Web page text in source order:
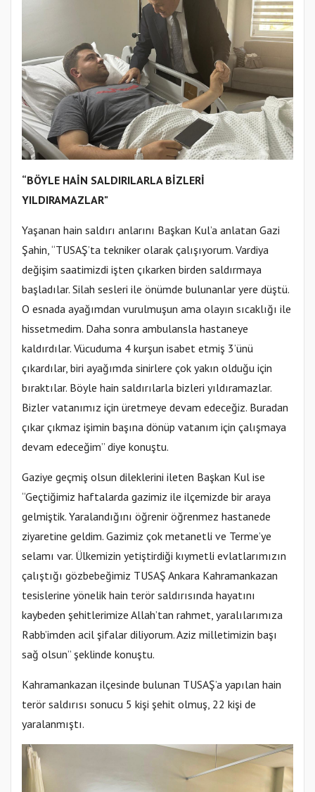
“BÖYLE HAİN SALDIRILARLA BİZLERİ
YILDIRAMAZLAR"
Yaşanan hain saldırı anlarını Başkan Kul’a anlatan Gazi
Şahin, “TUSAŞ’ta tekniker olarak çalışıyorum. Vardiya
değişim saatimizdi işten çıkarken birden saldırmaya
başladılar. Silah sesleri ile önümde bulunanlar yere düştü.
O esnada ayağımdan vurulmuşun ama olayın sıcaklığı ile
hissetmedim. Daha sonra ambulansla hastaneye
kaldırdılar. Vücuduma 4 kurşun isabet etmiş 3’ünü
çıkardılar, biri ayağımda sinirlere çok yakın olduğu için
bıraktılar. Böyle hain saldırılarla bizleri yıldıramazlar.
Bizler vatanımız için üretmeye devam edeceğiz. Buradan
çıkar çıkmaz işimin başına dönüp vatanım için çalışmaya
devam edeceğim” diye konuştu.
Gaziye geçmiş olsun dileklerini ileten Başkan Kul ise
“Geçtiğimiz haftalarda gazimiz ile ilçemizde bir araya
gelmiştik. Yaralandığını öğrenir öğrenmez hastanede
ziyaretine geldim. Gazimiz çok metanetli ve Terme’ye
selamı var. Ülkemizin yetiştirdiği kıymetli evlatlarımızın
çalıştığı gözbebeğimiz TUSAŞ Ankara Kahramankazan
tesislerine yönelik hain terör saldırısında hayatını
kaybeden şehitlerimize Allah’tan rahmet, yaralılarımıza
Rabb’imden acil şifalar diliyorum. Aziz milletimizin başı
sağ olsun” şeklinde konuştu.
Kahramankazan ilçesinde bulunan TUSAŞ’a yapılan hain
terör saldırısı sonucu 5 kişi şehit olmuş, 22 kişi de
yaralanmıştı.